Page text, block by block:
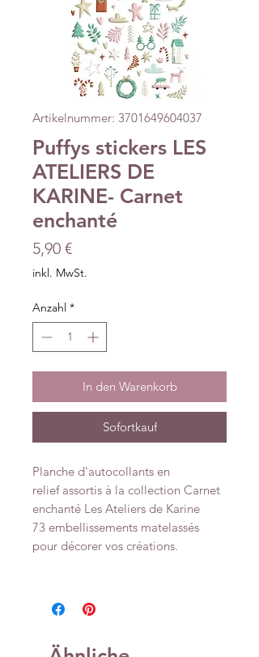
Artikelnummer: 3701649604037
Puffys stickers LES
ATELIERS DE
KARINE- Carnet
enchanté
5,90 €Preis
inkl. MwSt.
Anzahl *
In den Warenkorb
Sofortkauf
Planche d'autocollants en
relief assortis à la collection Carnet
enchanté Les Ateliers de Karine
73 embellissements matelassés
pour décorer vos créations.